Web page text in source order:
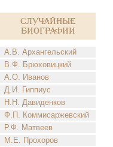
Случайные
биографии
А.В. Архангельский
В.Ф. Брюховицкий
А.О. Иванов
Д.И. Гиппиус
Н.Н. Давиденков
Ф.П. Коммисаржевский
Р.Ф. Матвеев
М.Е. Прохоров